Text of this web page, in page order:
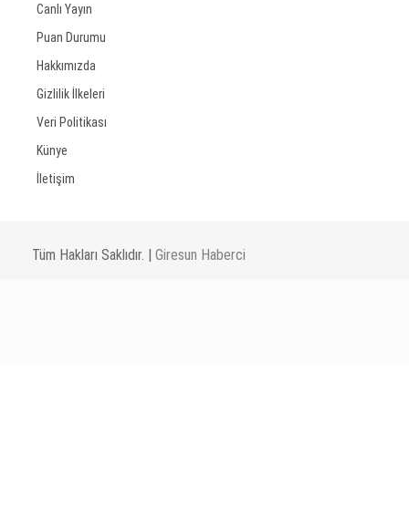
Canlı Yayın
Puan Durumu
Hakkımızda
Gizlilik İlkeleri
Veri Politikası
Künye
İletişim
Tüm Hakları Saklıdır. | Giresun Haberci